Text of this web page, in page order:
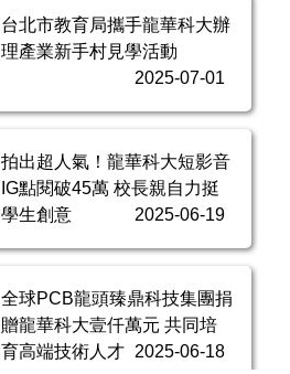
台北市教育局攜手龍華科大辦
理產業新手村見學活動
2025-07-01
拍出超人氣！龍華科大短影音
IG點閱破45萬 校長親自力挺
學生創意
2025-06-19
全球PCB龍頭臻鼎科技集團捐
贈龍華科大壹仟萬元 共同培
育高端技術人才 2025-06-18